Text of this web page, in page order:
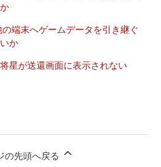
の端末へゲームデータを引き継ぐ
か
星が送還画面に表示されない
の先頭へ戻る